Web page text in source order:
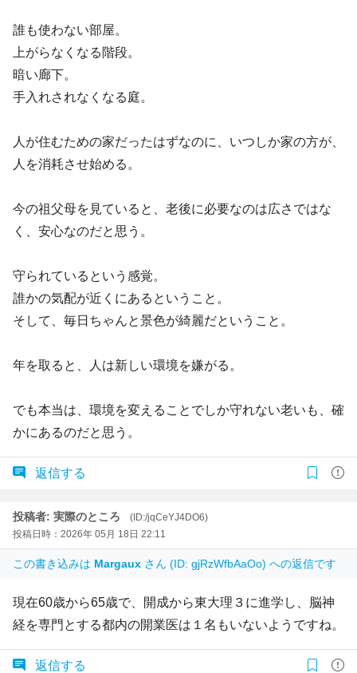
誰も使わない部屋。
上がらなくなる階段。
暗い廊下。
手入れされなくなる庭。
人が住むための家だったはずなのに、いつしか家の方が、
人を消耗させ始める。
今の祖父母を見ていると、老後に必要なのは広さではな
く、安心なのだと思う。
守られているという感覚。
誰かの気配が近くにあるということ。
そして、毎日ちゃんと景色が綺麗だということ。
年を取ると、人は新しい環境を嫌がる。
でも本当は、環境を変えることでしか守れない老いも、確
かにあるのだと思う。
返信する
投稿者: 実際のところ
(ID:/jqCeYJ4DO6)
投稿日時：2026年 05月 18日 22:11
この書き込みは Margaux さん (ID: gjRzWfbAaOo) への返信です
現在60歳から65歳で、開成から東大理３に進学し、脳神
経を専門とする都内の開業医は１名もいないようですね。
返信する